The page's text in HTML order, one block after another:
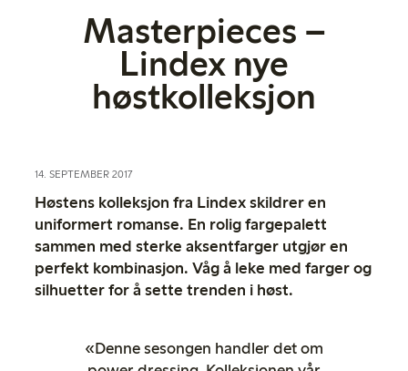
Masterpieces –
Lindex nye
høstkolleksjon
14. SEPTEMBER 2017
Høstens kolleksjon fra Lindex skildrer en
uniformert romanse. En rolig fargepalett
sammen med sterke aksentfarger utgjør en
perfekt kombinasjon. Våg å leke med farger og
silhuetter for å sette trenden i høst.
«Denne sesongen handler det om